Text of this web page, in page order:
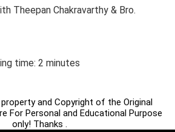
Theepan Chakravarthy & Bro.
time: 2 minutes
and Copyright of the Original
For Personal and Educational Purpose
only! Thanks .